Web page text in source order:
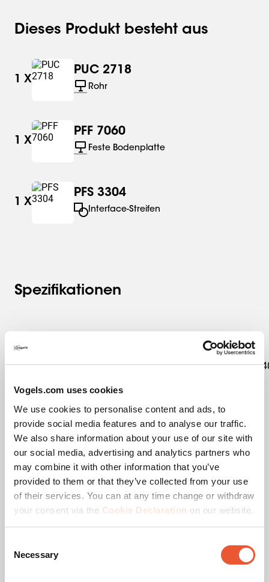
Vogels.com uses cookies
We use cookies to personalise content and ads, to
provide social media features and to analyse our traffic.
We also share information about your use of our site with
our social media, advertising and analytics partners who
may combine it with other information that you’ve
provided to them or that they’ve collected from your use
of their services. You can at any time change or withdraw
your consent via the Cookie Declaration on our website.
Selection
Necessary
Dieses Produkt besteht aus
1 X
PUC 2718
Rohr
1 X
PFF 7060
Feste Bodenplatte
1 X
PFS 3304
Interface-Streifen
Spezifikationen
EAN-Einzelbox 8712285415227
Kit content
Produktkategorie
Product Line Connect-it
Garantie 5 Jahre
Max. Gewichtslast (kg) 80
400 mm x 400 mm, 500
mm x 200 mm, 500 mm